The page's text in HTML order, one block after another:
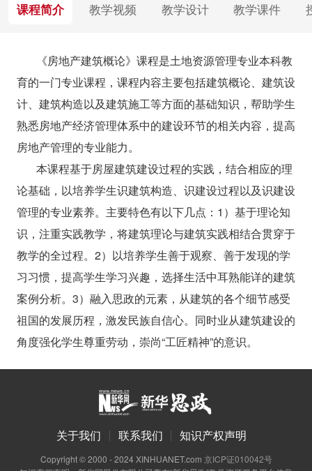
课程简介 教学视频 教学设计 教学课件
《房地产建筑概论》课程是土地资源管理专业本科教
育的一门专业课程，课程内容主要包括建筑概论、建筑设
计、建筑构造以及建筑施工等方面的基础知识，帮助学生
熟悉房地产经济管理体系中的建设环节的相关内容，提高
房地产管理的专业能力。
本课程基于房屋建筑建设过程的实践，结合相应的理
论基础，以培养学生识建筑构造、识建设过程以及识建设
管理的专业素养。主要特色有以下几点：1）基于理论知
识，注重实践教学，将建筑理论与建筑实践相结合贯穿于
教学的全过程。2）以培养学生善于观察、善于发现的学
习习惯，提高学生学习兴趣，选择生活中耳熟能详的建筑
案例分析。3）融入思政的元素，从建筑的各个细节感受
祖国的发展历程，激发民族自信心。同时业从建筑建设的
角度强化学生尊重劳动，崇尚“工匠精神”的意识。
关于我们 联系我们 知识产权声明
Copyright © 2000 - 2024 XINHUANET.com 京ICP证010042号